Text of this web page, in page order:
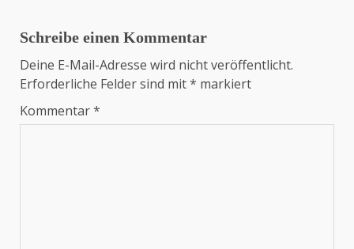
Schreibe einen Kommentar
Deine E-Mail-Adresse wird nicht veröffentlicht.
Erforderliche Felder sind mit* markiert
Kommentar*